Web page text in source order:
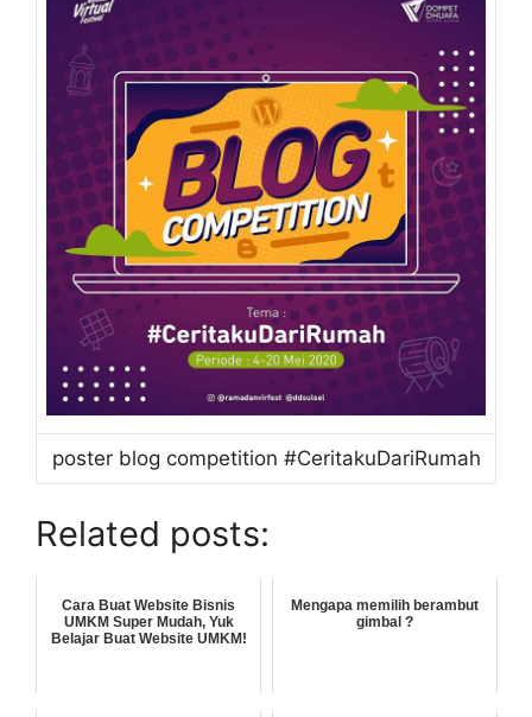
poster blog competition #CeritakuDariRumah
Related posts:
Cara Buat Website Bisnis
UMKM Super Mudah, Yuk
Belajar Buat Website UMKM!
Mengapa memilih berambut
gimbal ?